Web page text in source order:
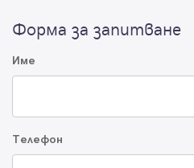
Форма за запитване
Име
Телефон